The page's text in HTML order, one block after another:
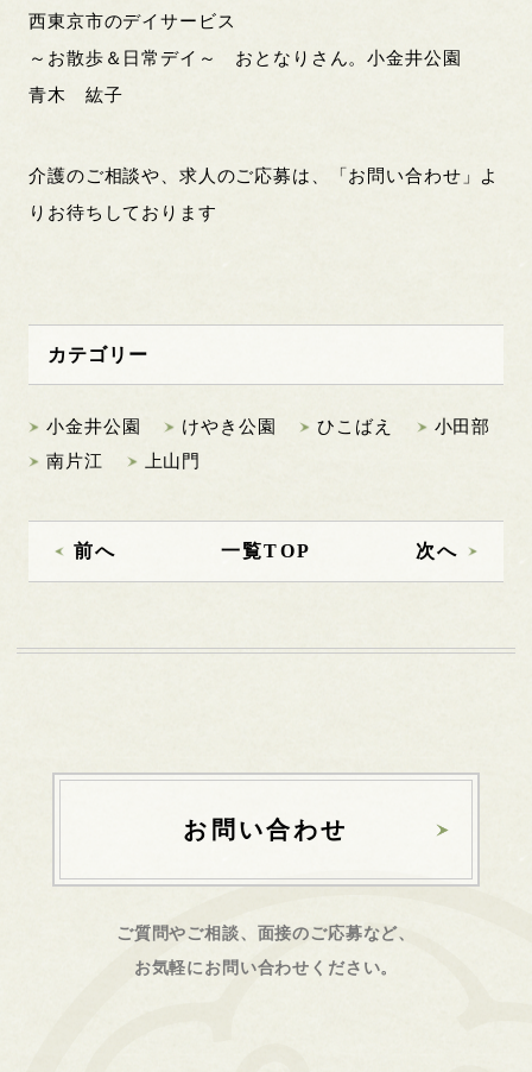
西東京市のデイサービス
～お散歩＆日常デイ～ おとなりさん。小金井公園
青木 紘子
介護のご相談や、求人のご応募は、「お問い合わせ」よ
りお待ちしております
カテゴリー
小金井公園 けやき公園 ひこばえ
小田部
南片江
上山門
前へ 一覧TOP 次へ
お問い合わせ
ご質問やご相談、面接のご応募など、
お気軽にお問い合わせください。